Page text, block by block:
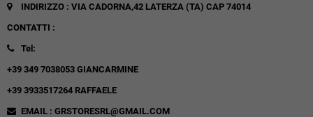
INDIRIZZO : VIA CADORNA,42 LATERZA (TA) CAP 74014
CONTATTI :
Tel:
+39 349 7038053 GIANCARMINE
+39 3933517264 RAFFAELE
EMAIL : GRSTORESRL@GMAIL.COM